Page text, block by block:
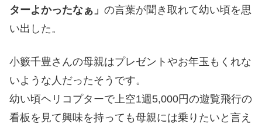
ターよかったなぁ」 の言葉が聞き取れて幼い頃を思
い出した。
小籔千豊さんの母親はプレゼントやお年玉もくれな
いような人だったそうです。
幼い頃ヘリコプターで上空1週5,000円の遊覧飛行の
看板を見て興味を持っても母親には乗りたいと言え